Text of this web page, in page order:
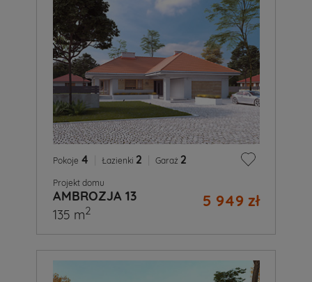
Pokoje 4 Łazienki 2 Garaż 2
Projekt domu
AMBROZJA 13 5 949 zł
135 m2